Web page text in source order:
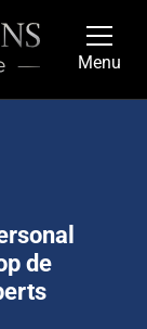
Menu
de